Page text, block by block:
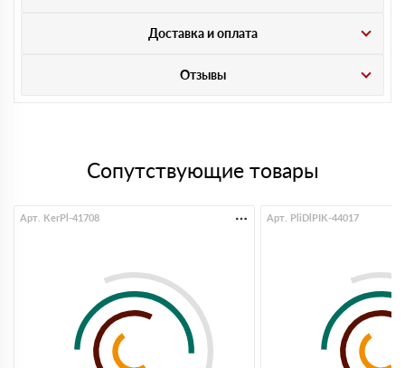
Доставка и оплата
Отзывы
Сопутствующие товары
Арт. KerPl-41708 Арт. PliDlPIK-44017